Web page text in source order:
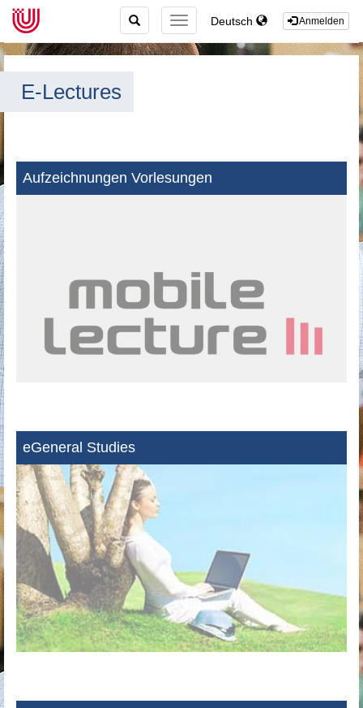
Anmelden
Deutsch
TOGGLE
NAVIGATION
TOGGLE
SEARCH
E-Lectures
Aufzeichnungen Vorlesungen
eGeneral Studies